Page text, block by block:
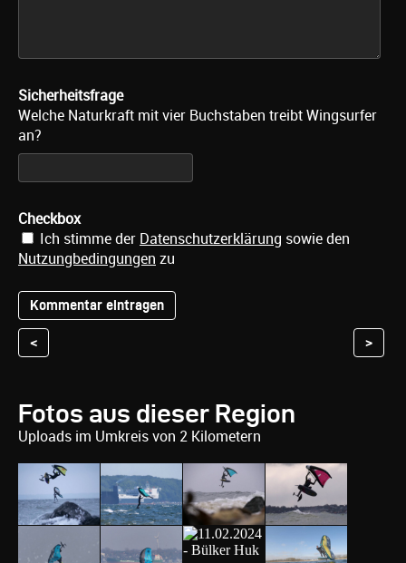
Sicherheitsfrage
Welche Naturkraft mit vier Buchstaben treibt Wingsurfer
an?
Checkbox
Ich stimme der Datenschutzerklärung sowie den
Nutzungbedingungen zu
< >
Fotos aus dieser Region
Uploads im Umkreis von 2 Kilometern